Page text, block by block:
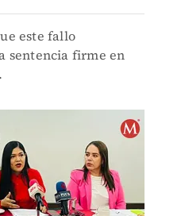
este fallo
sentencia firme en